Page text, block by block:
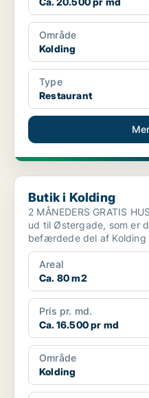
Område
Kolding
Type
Restaurant
Butik i Kolding
Butik i Kolding
2 MÅNEDERS GRATIS HUSLEJE Med
ud til Østergade, som er
befærdede del af Kolding
mulighed for at le...
Areal
Ca. 80 m2
Pris pr. md.
Ca. 16.500 pr md
Område
Kolding